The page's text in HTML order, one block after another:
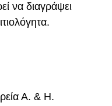
να διαγράψει
Α. & Η.